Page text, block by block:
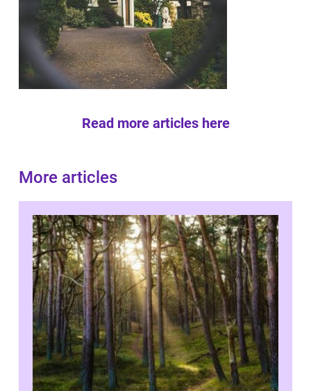
Read more articles here
More articles